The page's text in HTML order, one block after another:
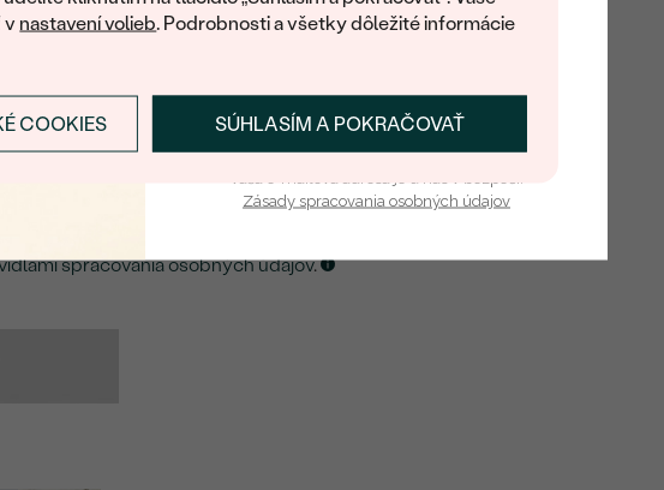
v nastavení volieb. Podrobnosti a všetky dôležité informácie
SÚHLASÍM A POKRAČOVAŤ
COOKIES
UPOZORNENIE NA TENTO
spracovania osobných údajov.
Prihlásiť sa a získať zľavu
Zásady spracovania osobných údajov